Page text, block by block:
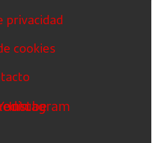
privacidad
cookies
Instagram